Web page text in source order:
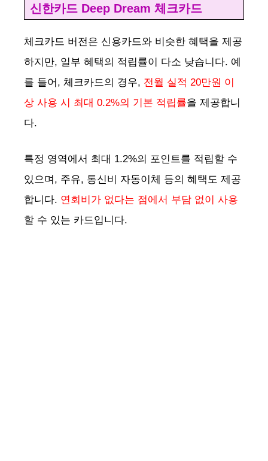
신한카드 Deep Dream 체크카드
체크카드 버전은 신용카드와 비슷한 혜택을 제공
하지만, 일부 혜택의 적립률이 다소 낮습니다. 예
를 들어, 체크카드의 경우, 전월 실적 20만원 이
상 사용 시 최대 0.2%의 기본 적립률을 제공합니
다.
특정 영역에서 최대 1.2%의 포인트를 적립할 수
있으며, 주유, 통신비 자동이체 등의 혜택도 제공
합니다. 연회비가 없다는 점에서 부담 없이 사용
할 수 있는 카드입니다.